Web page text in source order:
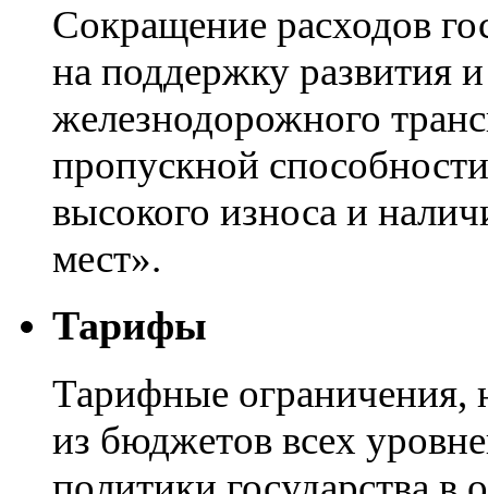
Сокращение расходов
на поддержку развития
железнодорожного
пропускной
высокого износа и
мест».
Тарифы
Тарифные ограничения,
из бюджетов всех